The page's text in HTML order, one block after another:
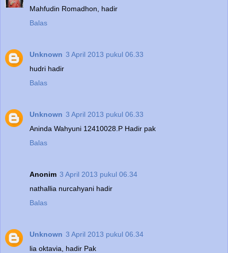
Mahfudin Romadhon, hadir
Balas
Unknown 3 April 2013 pukul 06.33
hudri hadir
Balas
Unknown 3 April 2013 pukul 06.33
Aninda Wahyuni 12410028.P Hadir pak
Balas
Anonim 3 April 2013 pukul 06.34
nathallia nurcahyani hadir
Balas
Unknown 3 April 2013 pukul 06.34
lia oktavia, hadir Pak